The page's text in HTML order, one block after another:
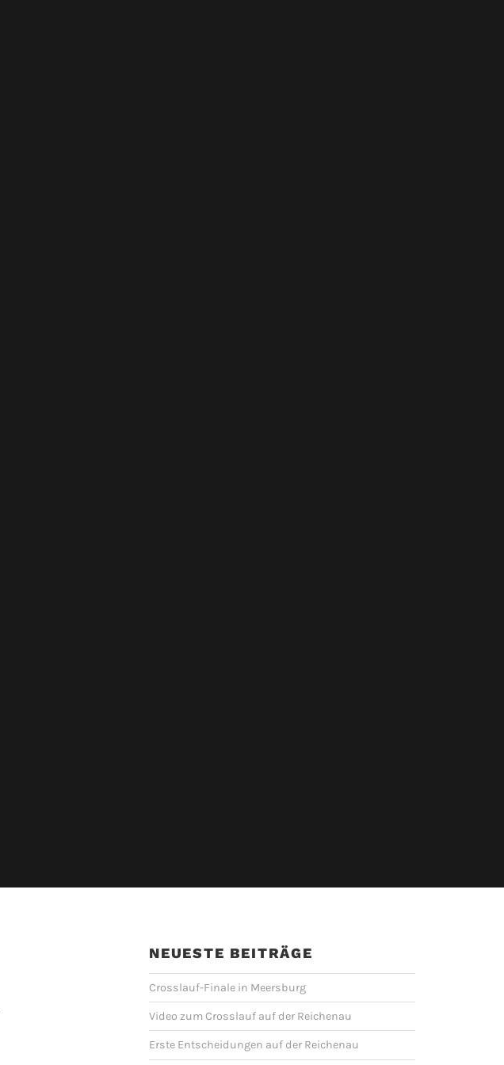
NEUESTE BEITRÄGE
Crosslauf-Finale in Meersburg
Video zum Crosslauf auf der Reichenau
Erste Entscheidungen auf der Reichenau